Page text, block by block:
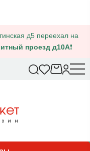
д5 переехал на
проезд д10А❗